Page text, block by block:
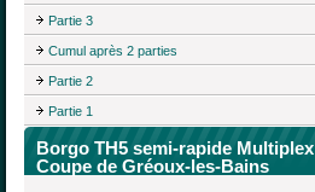
Partie 3
Cumul après 2 parties
Partie 2
Partie 1
Borgo TH5 semi-rapide Multiplex
Coupe de Gréoux-les-Bains